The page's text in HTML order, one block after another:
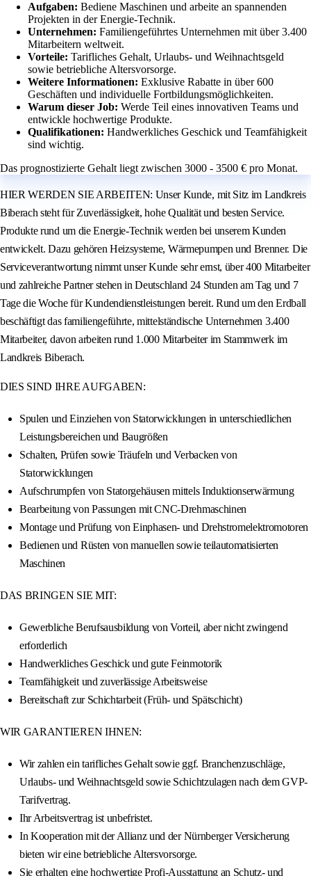
Aufgaben: Bediene Maschinen und arbeite an spannenden
Projekten in der Energie-Technik.
Unternehmen: Familiengeführtes Unternehmen mit über 3.400
Mitarbeitern weltweit.
Vorteile: Tarifliches Gehalt, Urlaubs- und Weihnachtsgeld
sowie betriebliche Altersvorsorge.
Weitere Informationen: Exklusive Rabatte in über 600
Geschäften und individuelle Fortbildungsmöglichkeiten.
Warum dieser Job: Werde Teil eines innovativen Teams und
entwickle hochwertige Produkte.
Qualifikationen: Handwerkliches Geschick und Teamfähigkeit
sind wichtig.
Das prognostizierte Gehalt liegt zwischen 3000 - 3500 € pro Monat.
HIER WERDEN SIE ARBEITEN: Unser Kunde, mit Sitz im Landkreis
Biberach steht für Zuverlässigkeit, hohe Qualität und besten Service.
Produkte rund um die Energie-Technik werden bei unserem Kunden
entwickelt. Dazu gehören Heizsysteme, Wärmepumpen und Brenner. Die
Serviceverantwortung nimmt unser Kunde sehr ernst, über 400 Mitarbeiter
und zahlreiche Partner stehen in Deutschland 24 Stunden am Tag und 7
Tage die Woche für Kundendienstleistungen bereit. Rund um den Erdball
beschäftigt das familiengeführte, mittelständische Unternehmen 3.400
Mitarbeiter, davon arbeiten rund 1.000 Mitarbeiter im Stammwerk im
Landkreis Biberach.
DIES SIND IHRE AUFGABEN:
Spulen und Einziehen von Statorwicklungen in unterschiedlichen
Leistungsbereichen und Baugrößen
Schalten, Prüfen sowie Träufeln und Verbacken von
Statorwicklungen
Aufschrumpfen von Statorgehäusen mittels Induktionserwärmung
Bearbeitung von Passungen mit CNC-Drehmaschinen
Montage und Prüfung von Einphasen- und Drehstromelektromotoren
Bedienen und Rüsten von manuellen sowie teilautomatisierten
Maschinen
DAS BRINGEN SIE MIT:
Gewerbliche Berufsausbildung von Vorteil, aber nicht zwingend
erforderlich
Handwerkliches Geschick und gute Feinmotorik
Teamfähigkeit und zuverlässige Arbeitsweise
Bereitschaft zur Schichtarbeit (Früh- und Spätschicht)
WIR GARANTIEREN IHNEN:
Wir zahlen ein tarifliches Gehalt sowie ggf. Branchenzuschläge,
Urlaubs- und Weihnachtsgeld sowie Schichtzulagen nach dem GVP-
Tarifvertrag.
Ihr Arbeitsvertrag ist unbefristet.
In Kooperation mit der Allianz und der Nürnberger Versicherung
bieten wir eine betriebliche Altersvorsorge.
Sie erhalten eine hochwertige Profi-Ausstattung an Schutz- und